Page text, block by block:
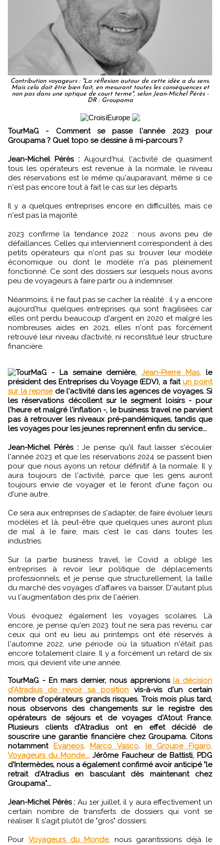
Contribution voyageurs : "La réflexion autour de cette idée a du sens.
Mais cela doit être bien fait, en mesurant toutes les conséquences et
non pas dans une optique de court terme", selon Jean-Michel Pérès -
DR : Groupama
TourMaG - Comment se passe l'année 2023 pour
Groupama ? Quel topo se dessine à mi-parcours ?
Jean-Michel Pérès : Aujourd'hui, l'activité de quasiment
tous les opérateurs est revenue à la normale, le niveau
des réservations est le même qu'auparavant, même si ce
n'est pas encore tout à fait le cas sur les départs.
Il y a quelques entreprises encore en difficultés, mais ce
n'est pas la majorité.
2023 confirme la tendance 2022 : nous avons peu de
défaillances. Celles qui interviennent correspondent à des
petits opérateurs qui n'ont pas su trouver leur modèle
économique ou dont le modèle n'a pas pleinement
fonctionné. Ce sont des dossiers sur lesquels nous avons
peu de voyageurs à faire partir ou à indemniser.
Néanmoins, il ne faut pas se cacher la réalité : il y a encore
aujourd'hui quelques entreprises qui sont fragilisées car
elles ont perdu beaucoup d'argent en 2020 et malgré les
nombreuses aides en 2021, elles n'ont pas forcément
retrouvé leur niveau d’activité, ni reconstitué leur structure
financière.
TourMaG - La semaine dernière, Jean-Pierre Mas, le
président des Entreprises du Voyage (EDV), a fait un point
sur la reprise de l'activité dans les agences de voyages. Si
les réservations décollent sur le segment loisirs - pour
l'heure et malgré l'inflation -, le business travel ne parvient
pas à retrouver les niveaux pré-pandémiques, tandis que
les voyages pour les jeunes reprennent enfin du service...
Jean-Michel Pérès :Je pense qu'il faut laisser s'écouler
l'année 2023 et que les réservations 2024 se passent bien
pour que nous ayons un retour définitif à la normale. Il y
aura toujours de l'activité, parce que les gens auront
toujours envie de voyager et le feront d'une façon ou
d'une autre.
Ce sera aux entreprises de s'adapter, de faire évoluer leurs
modèles et là, peut-être que quelques unes auront plus
de mal à le faire, mais c’est le cas dans toutes les
industries.
Sur la partie business travel, le Covid a obligé les
entreprises à revoir leur politique de déplacements
professionnels, et je pense que structurellement, la taille
du marché des voyages d'affaires va baisser. D'autant plus
vu l'augmentation des prix de l'aérien.
Vous évoquez également les voyages scolaires. Là
encore, je pense qu'en 2023 tout ne sera pas revenu, car
ceux qui ont eu lieu au printemps ont été réservés à
l'automne 2022, une période où la situation n'était pas
encore totalement claire. Il y a forcément un retard de six
mois, qui devient vite une année.
TourMaG - En mars dernier, nous apprenions la décision
d'Atradius de revoir sa position
vis-à-vis d'un certain
nombre d'opérateurs grands risques. Trois mois plus tard,
nous observons des changements sur le registre des
opérateurs de séjours et de voyages d'Atout France.
Plusieurs clients d'Atradius ont en effet décidé de
souscrire une garantie financière chez Groupama. Citons
notamment
Evaneos, Marco Vasco,
le Groupe Figaro,
Voyageurs du Monde... Jérôme Faucheur de Battisti, PDG
d'Intermèdes, nous a également confirmé avoir anticipé "le
retrait d'Atradius en basculant dès maintenant chez
Groupama"...
Jean-Michel Pérès : Au 1er juillet, il y aura effectivement un
certain nombre de transferts de dossiers qui vont se
réaliser. Il s'agit plutôt de "gros" dossiers.
Pour Voyageurs du Monde, nous garantissions déjà le